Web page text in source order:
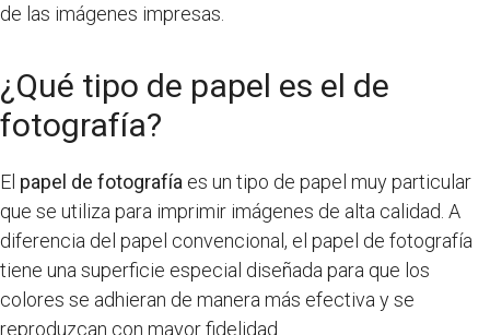
de las imágenes impresas.
¿Qué tipo de papel es el de
fotografía?
El papel de fotografía es un tipo de papel muy particular
que se utiliza para imprimir imágenes de alta calidad. A
diferencia del papel convencional, el papel de fotografía
tiene una superficie especial diseñada para que los
colores se adhieran de manera más efectiva y se
reproduzcan con mayor fidelidad.